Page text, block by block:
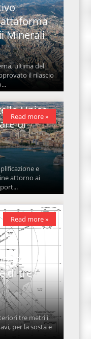
Minerali
ultima del
il rilascio
Unico
di
e
attorno ai
Read more »
si
di tre
tre metri i
per la sosta e
Read more »